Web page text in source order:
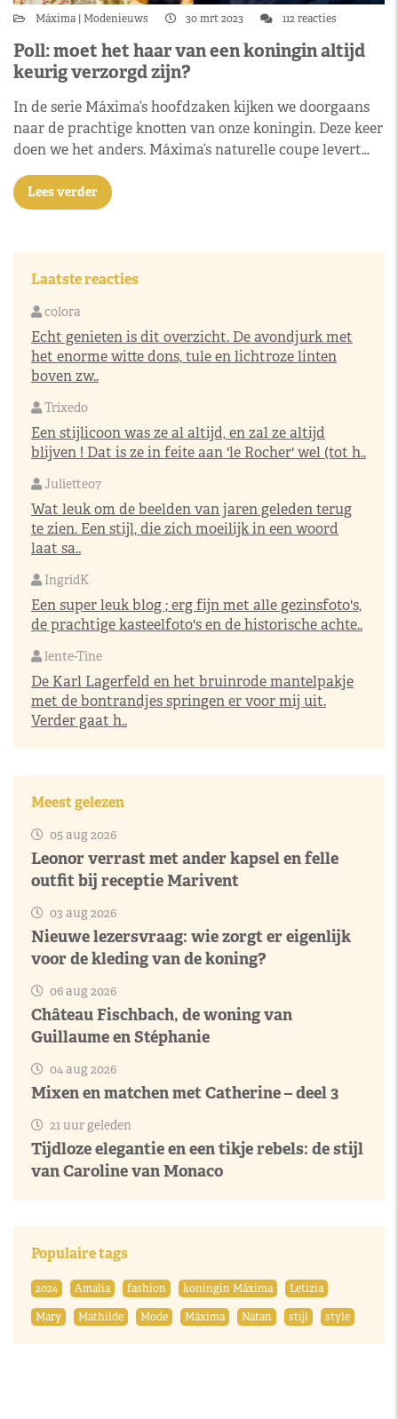
Máxima Modenieuws 30 mrt 2023 112 reacties
Poll: moet het haar van een koningin altijd
keurig verzorgd zijn?
In de serie Máxima’s hoofdzaken kijken we doorgaans
naar de prachtige knotten van onze koningin. Deze keer
doen we het anders. Máxima’s naturelle coupe levert…
Lees verder
Laatste reacties
colora
Echt genieten is dit overzicht. De avondjurk met
het enorme witte dons, tule en lichtroze linten
boven zw..
Trixedo
Een stijlicoon was ze al altijd, en zal ze altijd
blijven ! Dat is ze in feite aan 'le Rocher' wel (tot h..
Juliette07
Wat leuk om de beelden van jaren geleden terug
te zien. Een stijl, die zich moeilijk in een woord
laat sa..
IngridK
Een super leuk blog ; erg fijn met alle gezinsfoto's,
de prachtige kasteelfoto's en de historische achte..
lente-Tine
De Karl Lagerfeld en het bruinrode mantelpakje
met de bontrandjes springen er voor mij uit.
Verder gaat h..
Meest gelezen
05 aug 2026
Leonor verrast met ander kapsel en felle
outfit bij receptie Marivent
03 aug 2026
Nieuwe lezersvraag: wie zorgt er eigenlijk
voor de kleding van de koning?
06 aug 2026
Château Fischbach, de woning van
Guillaume en Stéphanie
04 aug 2026
Mixen en matchen met Catherine – deel 3
21 uur geleden
Tijdloze elegantie en een tikje rebels: de stijl
van Caroline van Monaco
Populaire tags
2024 Amalia fashion koningin Máxima
Letizia
Mary
Mathilde Mode Máxima Natan stijl style